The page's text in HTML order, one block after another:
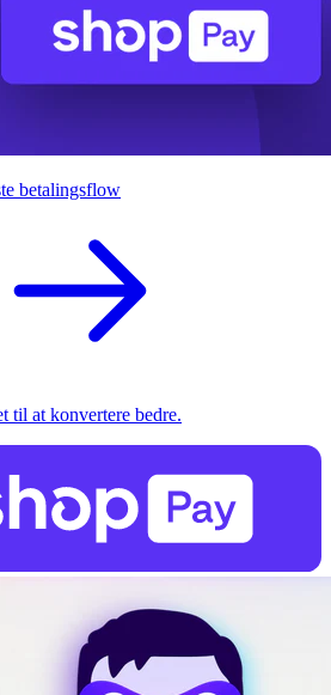
betalingsflow
til at konvertere bedre.